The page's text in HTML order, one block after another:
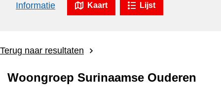
Informatie Kaart Lijst
Terug naar resultaten
Woongroep Surinaamse Ouderen